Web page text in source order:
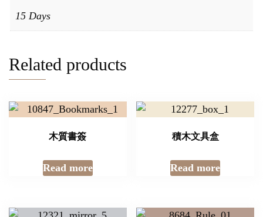
15 Days
Related products
木質書簽
Read more
積木文具盒
Read more